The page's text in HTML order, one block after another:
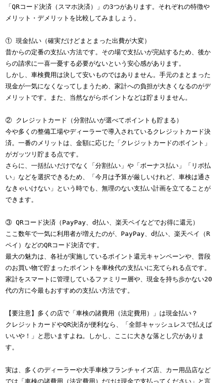
「QRコード決済（スマホ決済）」の3つがあります。それぞれの特徴や
メリット・デメリットを比較してみましょう。
① 現金払い（確実だけどまとまった出費が大変）
昔からの定番の支払い方法です。その場で支払いが完結するため、後か
らの請求に一喜一憂する必要がないという安心感があります。
しかし、車検費用は決して安いものではありません。手元のまとまった
現金が一気になくなってしまうため、家計への負担が大きくなるのがデ
メリットです。また、当然ながらポイントなどは貯まりません。
② クレジットカード（分割払いが選べてポイントも貯まる）
今や多くの整備工場やディーラーで導入されているクレジットカード決
済。一番のメリットは、金額に応じた「クレジットカードのポイント」
がガッツリ貯まる点です。
さらに、一括払いだけでなく「分割払い」や「ボーナス払い」「リボ払
い」などを選択できるため、「今月は予算が厳しいけれど、車検は通さ
なきゃいけない」という時でも、無理のない支払い計画を立てることが
できます。
③ QRコード決済（PayPay、d払い、楽天ペイなどでお得に還元）
ここ数年で一気に利用者が増えたのが、PayPay、d払い、楽天ペイ（R
ペイ）などのQRコード決済です。
最大の魅力は、各社が実施しているポイント還元キャンペーンや、普段
のお買い物で貯まったポイントを車検代の支払いに充てられる点です。
家計をスマートに管理しているファミリー層や、現金を持ち歩かない20
代の方に今最もおすすめの支払い方法です。
【要注意】多くの店で「車検の諸費用（法定費用）」は現金払い？
クレジットカードやQR決済が便利なら、「全部キャッシュレスで払えば
いいや！」と思いますよね。しかし、ここに大きな落とし穴がありま
す。
実は、多くのディーラーや大手車検フランチャイズ店、カー用品店など
では「車検の諸費用（法定費用）だけは現金で支払ってください」と言